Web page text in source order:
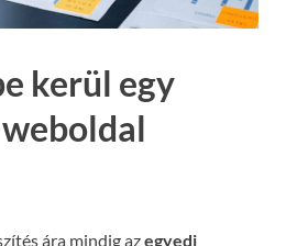
kerül egy
ára mindig azegyedi